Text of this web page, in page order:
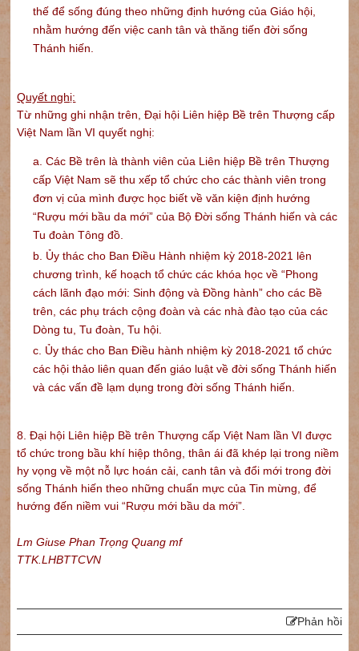
thế để sống đúng theo những định hướng của Giáo hội,
nhằm hướng đến việc canh tân và thăng tiến đời sống
Thánh hiến.
Quyết nghị:
Từ những ghi nhận trên, Đại hội Liên hiệp Bề trên Thượng cấp
Việt Nam lần VI quyết nghị:
a. Các Bề trên là thành viên của Liên hiệp Bề trên Thượng
cấp Việt Nam sẽ thu xếp tổ chức cho các thành viên trong
đơn vị của mình được học biết về văn kiện định hướng
“Rượu mới bầu da mới” của Bộ Đời sống Thánh hiến và các
Tu đoàn Tông đồ.
b. Ủy thác cho Ban Điều Hành nhiệm kỳ 2018-2021 lên
chương trình, kế hoạch tổ chức các khóa học về “Phong
cách lãnh đạo mới: Sinh động và Đồng hành” cho các Bề
trên, các phụ trách cộng đoàn và các nhà đào tạo của các
Dòng tu, Tu đoàn, Tu hội.
c. Ủy thác cho Ban Điều hành nhiệm kỳ 2018-2021 tổ chức
các hội thảo liên quan đến giáo luật về đời sống Thánh hiến
và các vấn đề lạm dụng trong đời sống Thánh hiến.
8. Đại hội Liên hiệp Bề trên Thượng cấp Việt Nam lần VI được
tổ chức trong bầu khí hiệp thông, thân ái đã khép lại trong niềm
hy vọng về một nỗ lực hoán cải, canh tân và đổi mới trong đời
sống Thánh hiến theo những chuẩn mực của Tin mừng, để
hướng đến niềm vui “Rượu mới bầu da mới”.
Lm Giuse Phan Trọng Quang mf
TTK.LHBTTCVN
Phản hồi